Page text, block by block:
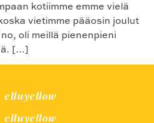
kotiimme emme vielä
vietimme pääosin joulut
oli meillä pienenpieni
[…]
elluyellow
elluyellow